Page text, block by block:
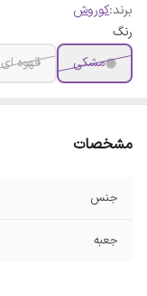
برند:کوروش
رنگ
مشکی
قهوه ای
مشخصات
جنس
جعبه